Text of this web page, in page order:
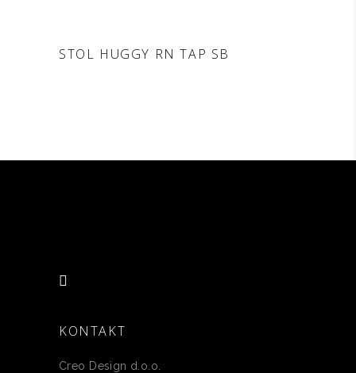
STOL HUGGY RN TAP SB
KONTAKT
Creo Design d.o.o.